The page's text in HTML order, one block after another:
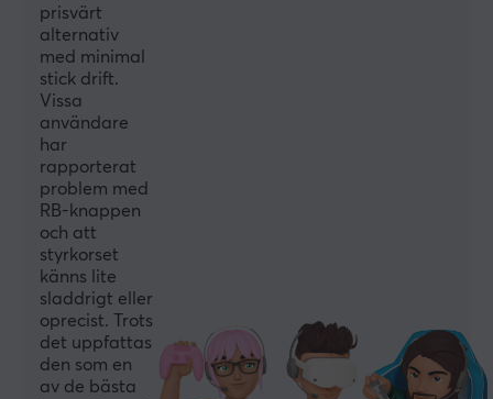
prisvärt
alternativ
med minimal
stick drift.
Vissa
användare
har
rapporterat
problem med
RB-knappen
och att
styrkorset
känns lite
sladdrigt eller
oprecist. Trots
det uppfattas
den som en
av de bästa